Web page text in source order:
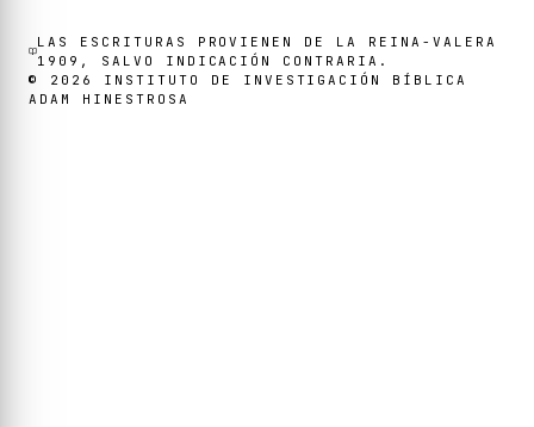
LAS ESCRITURAS PROVIENEN DE LA REINA-VALERA
1909, SALVO INDICACIÓN CONTRARIA.
© 2026
INSTITUTO DE INVESTIGACIÓN BÍBLICA
ADAM HINESTROSA